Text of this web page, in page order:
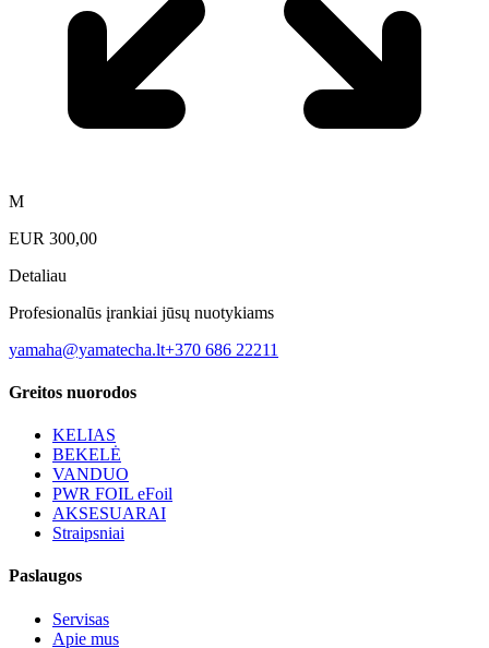
M
EUR 300,00
Detaliau
Profesionalūs įrankiai jūsų nuotykiams
yamaha@yamatecha.lt+370 686 22211
Greitos nuorodos
KELIAS
BEKELĖ
VANDUO
PWR FOIL eFoil
AKSESUARAI
Straipsniai
Paslaugos
Servisas
Apie mus